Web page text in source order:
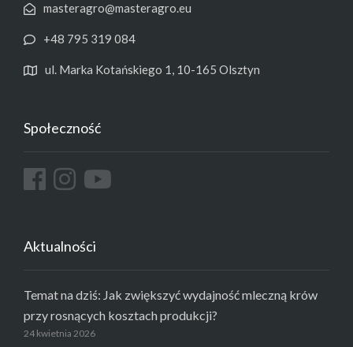
masteragro@masteragro.eu
+48 795 319 084
ul. Marka Kotańskiego 1, 10-165 Olsztyn
Społeczność
Aktualności
Temat na dziś: Jak zwiększyć wydajność mleczną krów
przy rosnących kosztach produkcji?
24 kwietnia 2026